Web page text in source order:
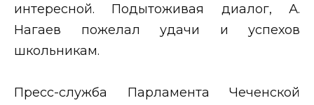
интересной. Подытоживая диалог, А.
Нагаев пожелал удачи и успехов
школьникам.
Пресс-служба Парламента Чеченской